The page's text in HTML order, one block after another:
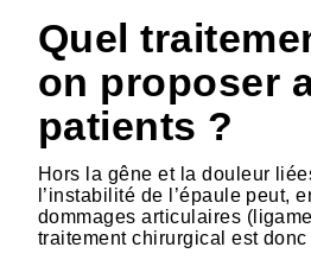
Quel
on proposer
patients ?
Hors la gêne et la douleur
l’instabilité de l’épaule peut,
dommages articulaires
traitement chirurgical est